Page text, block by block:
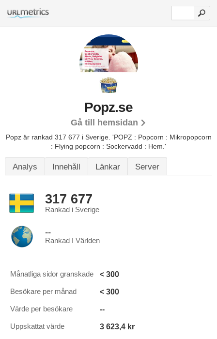
Popz.se
Gå till hemsidan
Popz är rankad 317 677 i Sverige. 'POPZ : Popcorn : Mikropopcorn
: Flying popcorn : Sockervadd : Hem.'
Analys Innehåll Länkar Server
317 677
Rankad i Sverige
--
Rankad I Världen
Månatliga sidor granskade < 300
Besökare per månad < 300
Värde per besökare --
Uppskattat värde 3 623,4 kr